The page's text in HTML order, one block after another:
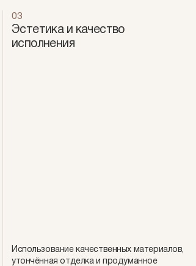
03
Эстетика и качество
исполнения
Использование качественных материалов,
утончённая отделка и продуманное